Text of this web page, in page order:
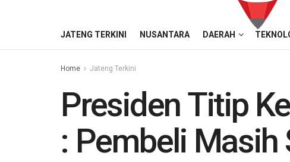
JATENG TERKINI NUSANTARA DAERAH
Home Jateng Terkini
Presiden Titip
: Pembeli Masih